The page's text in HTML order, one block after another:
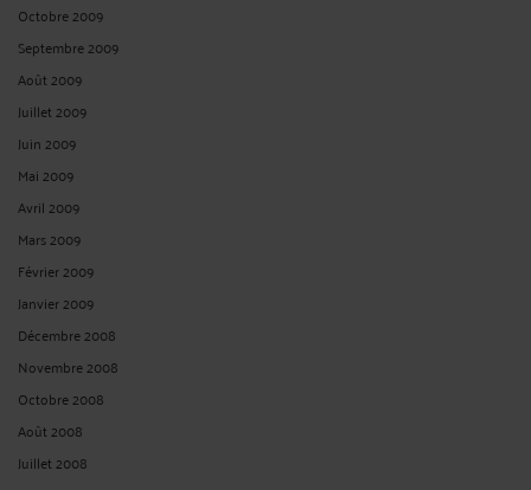
Octobre 2009
Septembre 2009
Août 2009
Juillet 2009
Juin 2009
Mai 2009
Avril 2009
Mars 2009
Février 2009
Janvier 2009
Décembre 2008
Novembre 2008
Octobre 2008
Août 2008
Juillet 2008